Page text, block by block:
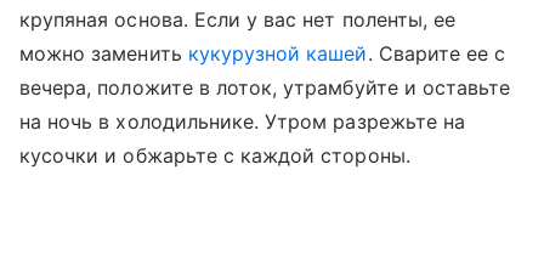
крупяная основа. Если у вас нет поленты, ее
можно заменить кукурузной кашей. Сварите ее с
вечера, положите в лоток, утрамбуйте и оставьте
на ночь в холодильнике. Утром разрежьте на
кусочки и обжарьте с каждой стороны.